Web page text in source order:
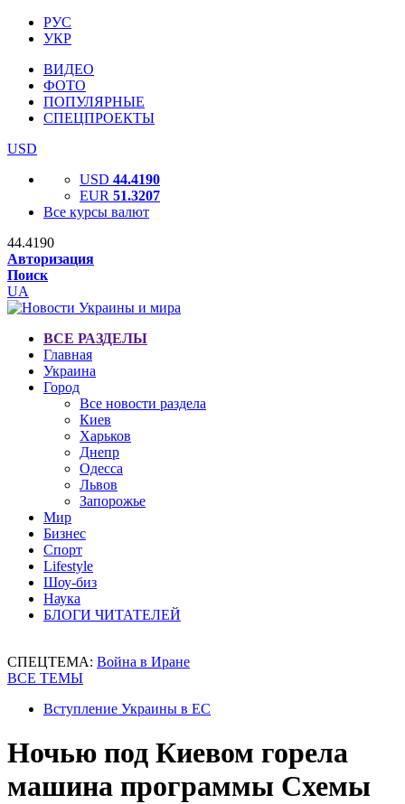
РУС
УКР
ВИДЕО
ФОТО
ПОПУЛЯРНЫЕ
СПЕЦПРОЕКТЫ
USD
USD 44.4190
EUR 51.3207
Все курсы валют
44.4190
Авторизация
Поиск
UA
ВСЕ РАЗДЕЛЫ
Главная
Украина
Город
Все новости раздела
Киев
Харьков
Днепр
Одесса
Львов
Запорожье
Мир
Бизнес
Спорт
Lifestyle
Шоу-биз
Наука
БЛОГИ ЧИТАТЕЛЕЙ
СПЕЦТЕМА: Война в Иране
ВСЕ ТЕМЫ
Вступление Украины в ЕС
Ночью под Киевом горела
машина программы Схемы